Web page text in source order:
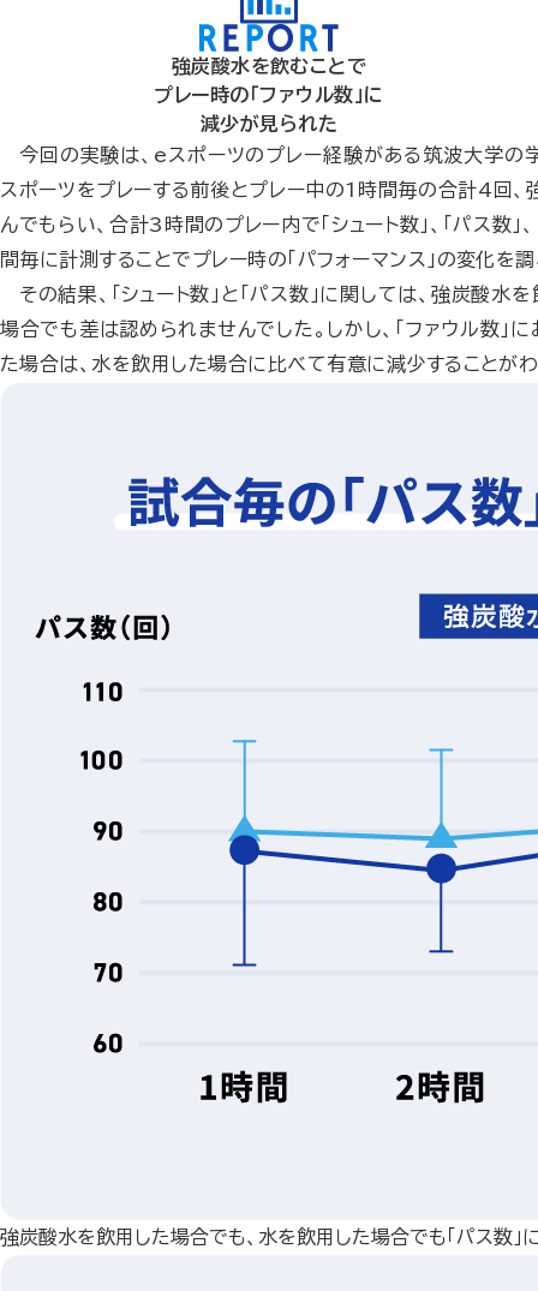
強炭酸水を飲むことで
プレー時の「ファウル数」に
減少が見られた
今回の実験は、eスポーツのプレー経験がある筑波大学
スポーツをプレーする前後とプレー中の1時間毎の合計4回
んでもらい、合計3時間のプレー内で「シュート数」、「パス数」
間毎に計測することでプレー時の「パフォーマンス」の変化を調
その結果、「シュート数」と「パス数」に関しては、強炭酸水
場合でも差は認められませんでした。しかし、「ファウル数」
た場合は、水を飲用した場合に比べて有意に減少することがわ
強炭酸水を飲用した場合でも、水を飲用した場合でも「パス数」